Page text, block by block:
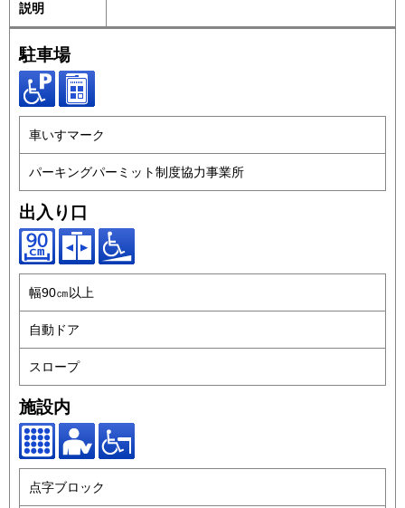
説明
駐車場
車いすマーク
パーキングパーミット制度協力事業所
出入り口
幅90㎝以上
自動ドア
スロープ
施設内
点字ブロック